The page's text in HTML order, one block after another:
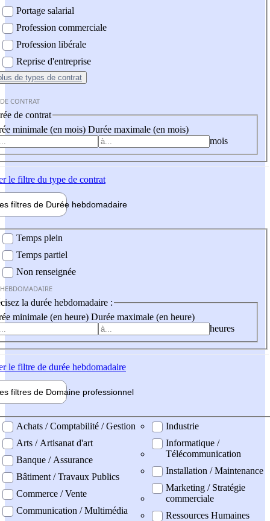
Portage salarial
Profession commerciale
Profession libérale
Reprise d'entreprise
de types de contrat
CONTRAT
de contrat
minimale (en mois) Durée maximale (en mois)
mois
le filtre du type de contrat
filtres de Durée hebdomadaire
Temps plein
Temps partiel
Non renseignée
la durée hebdomadaire :
minimale (en heure) Durée maximale (en heure)
heures
le filtre de durée hebdomadaire
filtres de Domaine professionnel
professionel
Achats / Comptabilité / Gestion
Arts / Artisanat d'art
Banque / Assurance
Bâtiment / Travaux Publics
Commerce / Vente
Communication / Multimédia
Industrie
Informatique /
Télécommunication
Installation / Maintenance
Marketing / Stratégie
commerciale
Ressources Humaines